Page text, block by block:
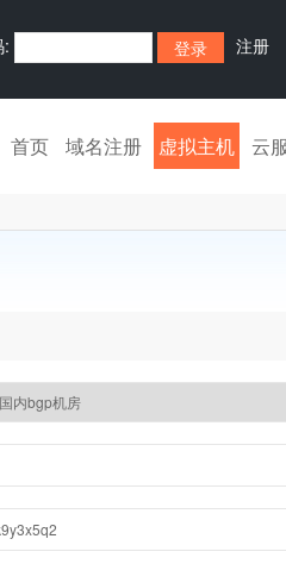
注册
首页 域名注册 虚拟主机 云